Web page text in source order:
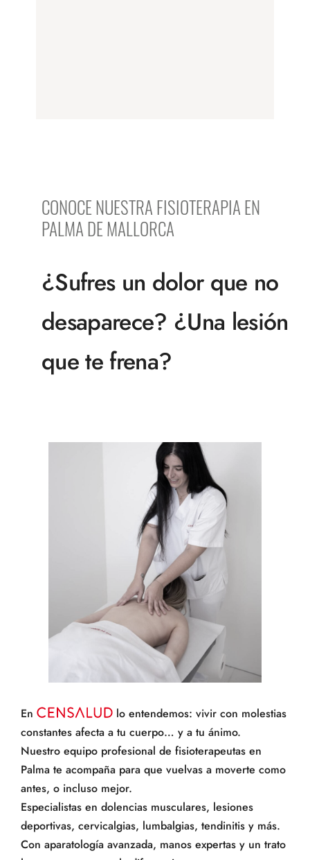
CONOCE NUESTRA FISIOTERAPIA EN
PALMA DE MALLORCA
¿Sufres un dolor que no
desaparece? ¿Una lesión
que te frena?
En
lo entendemos: vivir con molestias
constantes afecta a tu cuerpo… y a tu ánimo.
Nuestro equipo profesional de fisioterapeutas en
Palma te acompaña para que vuelvas a moverte como
antes, o incluso mejor.
Especialistas en dolencias musculares, lesiones
deportivas, cervicalgias, lumbalgias, tendinitis y más.
Con aparatología avanzada, manos expertas y un trato